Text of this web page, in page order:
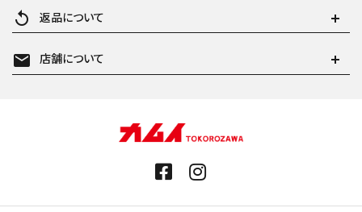
replay 返品について
mail 店舗について